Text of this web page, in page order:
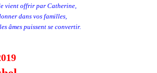
vient offrir par Catherine,
dans vos familles,
âmes puissent se convertir.